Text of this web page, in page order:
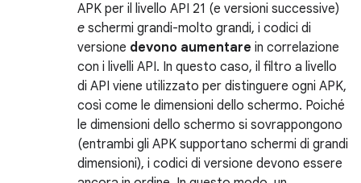
APK per il livello API 21 (e versioni successive)
e schermi grandi-molto grandi, i codici di
versione devono aumentare in correlazione
con i livelli API. In questo caso, il filtro a livello
di API viene utilizzato per distinguere ogni APK,
così come le dimensioni dello schermo. Poiché
le dimensioni dello schermo si sovrappongono
(entrambi gli APK supportano schermi di grandi
dimensioni), i codici di versione devono essere